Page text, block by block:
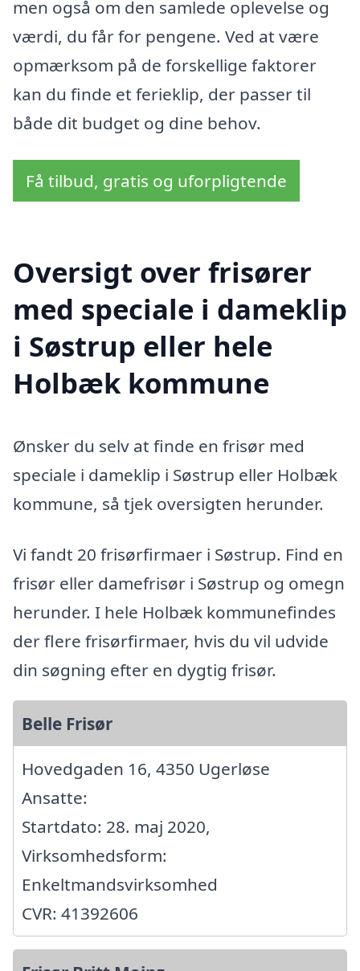
men også om den samlede oplevelse og
værdi, du får for pengene. Ved at være
opmærksom på de forskellige faktorer
kan du finde et ferieklip, der passer til
både dit budget og dine behov.
Få tilbud, gratis og uforpligtende
Oversigt over frisører
med speciale i dameklip
i Søstrup eller hele
Holbæk kommune
Ønsker du selv at finde en frisør med
speciale i dameklip i Søstrup eller Holbæk
kommune, så tjek oversigten herunder.
Vi fandt 20 frisørfirmaer i Søstrup. Find en
frisør eller damefrisør i Søstrup og omegn
herunder. I hele Holbæk kommunefindes
der flere frisørfirmaer, hvis du vil udvide
din søgning efter en dygtig frisør.
Belle Frisør
Hovedgaden 16, 4350 Ugerløse
Ansatte:
Startdato: 28. maj 2020,
Virksomhedsform:
Enkeltmandsvirksomhed
CVR: 41392606